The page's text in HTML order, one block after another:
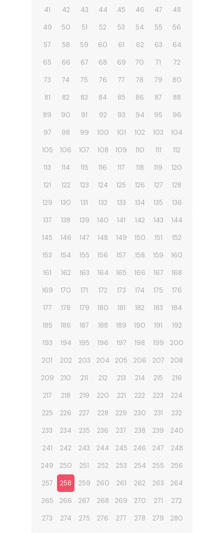
41 42 43 44 45 46 47 48
49 50 51 52 53 54 55 56
57 58 59 60 61 62 63 64
65 66 67 68 69 70 71 72
73 74 75 76 77 78 79 80
81 82 83 84 85 86 87 88
89 90 91 92 93 94 95 96
97 98 99 100 101 102 103 104
105 106 107 108 109 110 111 112
113 114 115 116 117 118 119 120
121 122 123 124 125 126 127 128
129 130 131 132 133 134 135 136
137 138 139 140 141 142 143 144
145 146 147 148 149 150 151 152
153 154 155 156 157 158 159 160
161 162 163 164 165 166 167 168
169 170 171 172 173 174 175 176
177 178 179 180 181 182 183 184
185 186 187 188 189 190 191 192
193 194 195 196 197 198 199 200
201 202 203 204 205 206 207 208
209 210 211 212 213 214 215 216
217 218 219 220 221 222 223 224
225 226 227 228 229 230 231 232
233 234 235 236 237 238 239 240
241 242 243 244 245 246 247 248
249 250 251 252 253 254 255 256
257 258 259 260 261 262 263 264
265 266 267 268 269 270 271 272
273 274 275 276 277 278 279 280